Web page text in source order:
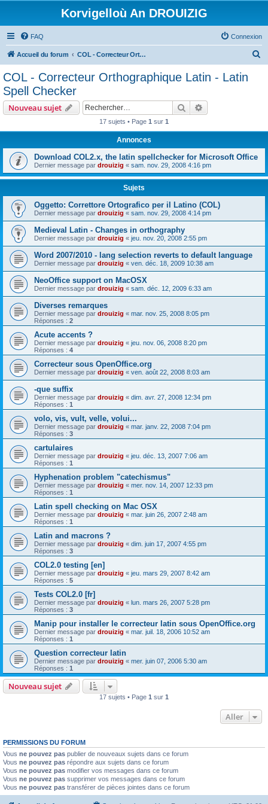
Korvigelloù An DROUIZIG
FAQ Connexion
Accueil du forum COL - Correcteur Orthographique Latin - Latin Spell Checker
COL - Correcteur Orthographique Latin - Latin
Spell Checker
Nouveau sujet Rechercher
17 sujets • Page 1 sur 1
Annonces
Download COL2.x, the latin spellchecker for Microsoft Office
Dernier message par drouizig « sam. nov. 29, 2008 4:16 pm
Sujets
Oggetto: Correttore Ortografico per il Latino (COL)
Dernier message par drouizig « sam. nov. 29, 2008 4:14 pm
Medieval Latin - Changes in orthography
Dernier message par drouizig « jeu. nov. 20, 2008 2:55 pm
Word 2007/2010 - lang selection reverts to default language
Dernier message par drouizig « ven. déc. 18, 2009 10:38 am
NeoOffice support on MacOSX
Dernier message par drouizig « sam. déc. 12, 2009 6:33 am
Diverses remarques
Dernier message par drouizig « mar. nov. 25, 2008 8:05 pm
Réponses : 2
Acute accents ?
Dernier message par drouizig « jeu. nov. 06, 2008 8:20 pm
Réponses : 4
Correcteur sous OpenOffice.org
Dernier message par drouizig « ven. août 22, 2008 8:03 am
-que suffix
Dernier message par drouizig « dim. avr. 27, 2008 12:34 pm
Réponses : 1
volo, vis, vult, velle, volui...
Dernier message par drouizig « mar. janv. 22, 2008 7:04 pm
Réponses : 3
cartulaires
Dernier message par drouizig « jeu. déc. 13, 2007 7:06 am
Réponses : 1
Hyphenation problem "catechismus"
Dernier message par drouizig « mer. nov. 14, 2007 12:33 pm
Réponses : 1
Latin spell checking on Mac OSX
Dernier message par drouizig « mar. juin 26, 2007 2:48 am
Réponses : 1
Latin and macrons ?
Dernier message par drouizig « dim. juin 17, 2007 4:55 pm
Réponses : 3
COL2.0 testing [en]
Dernier message par drouizig « jeu. mars 29, 2007 8:42 am
Réponses : 5
Tests COL2.0 [fr]
Dernier message par drouizig « lun. mars 26, 2007 5:28 pm
Réponses : 3
Manip pour installer le correcteur latin sous OpenOffice.org
Dernier message par drouizig « mar. juil. 18, 2006 10:52 am
Réponses : 1
Question correcteur latin
Dernier message par drouizig « mer. juin 07, 2006 5:30 am
Réponses : 1
Nouveau sujet
17 sujets • Page 1 sur 1
Aller
PERMISSIONS DU FORUM
Vous ne pouvez pas publier de nouveaux sujets dans ce forum
Vous ne pouvez pas répondre aux sujets dans ce forum
Vous ne pouvez pas modifier vos messages dans ce forum
Vous ne pouvez pas supprimer vos messages dans ce forum
Vous ne pouvez pas transférer de pièces jointes dans ce forum